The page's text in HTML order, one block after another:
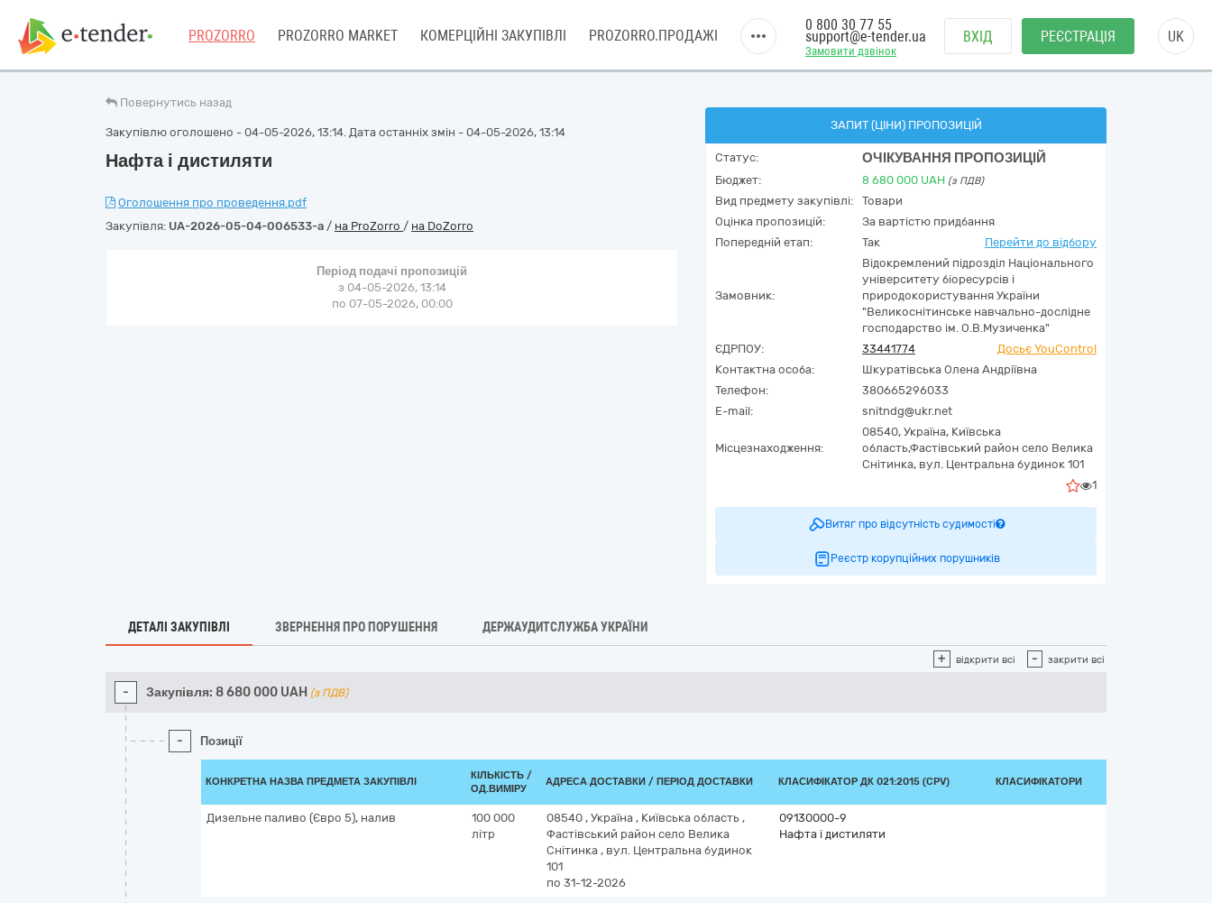
PROZORRO PROZORRO MARKET КОМЕРЦІЙНІ ЗАКУПІВЛІ PROZORRO.ПРОДАЖІ
Замовити дзвінок
0 800 30 77 55
support@e-tender.ua ВХІД РЕЄСТРАЦІЯ UK
Повернутись назад
Закупівлю оголошено - 04-05-2026, 13:14. Дата останніх змін - 04-05-2026, 13:14
Нафта і дистиляти
Оголошення про проведення.pdf
Закупівля: UA-2026-05-04-006533-a / на ProZorro / на DoZorro
Період подачі пропозицій
з 04-05-2026, 13:14
по 07-05-2026, 00:00
ЗАПИТ (ЦІНИ) ПРОПОЗИЦІЙ
Статус: ОЧІКУВАННЯ ПРОПОЗИЦІЙ
Бюджет: 8 680 000 UAH (з ПДВ)
Вид предмету закупівлі:
Товари
Оцінка пропозицій:
За вартістю придбання
Попередній етап:
Так Перейти до відбору
Замовник:
Відокремлений підрозділ Національного
університету біоресурсів і
природокористування України
"Великоснітинське навчально-дослідне
господарство ім. О.В.Музиченка"
ЄДРПОУ:
33441774
Досьє YouControl
Контактна особа:
Шкуратівська Олена Андріївна
Телефон:
380665296033
E-mail:
snitndg@ukr.net
Місцезнаходження:
08540, Україна, Київська
область,Фастівський район село Велика
Снітинка, вул. Центральна будинок 101
1
Витяг про відсутність судимості
Реєстр корупційних порушників
ДЕТАЛІ ЗАКУПІВЛІ ЗВЕРНЕННЯ ПРО ПОРУШЕННЯ ДЕРЖАУДИТСЛУЖБА УКРАЇНИ
+ відкрити всі - закрити всі
- Закупівля: 8 680 000 UAH (з ПДВ)
- Позиції
КОНКРЕТНА НАЗВА ПРЕДМЕТА ЗАКУПІВЛІ
КІЛЬКІСТЬ /
ОД.ВИМІРУ
АДРЕСА ДОСТАВКИ / ПЕРІОД ДОСТАВКИ КЛАСИФІКАТОР ДК 021:2015 (CPV) КЛАСИФІКАТОРИ
Дизельне паливо (Євро 5), налив
100 000
літр
08540 , Україна , Київська область ,
Фастівський район село Велика
Снітинка , вул. Центральна будинок
101
по 31-12-2026
09130000-9
Нафта і дистиляти